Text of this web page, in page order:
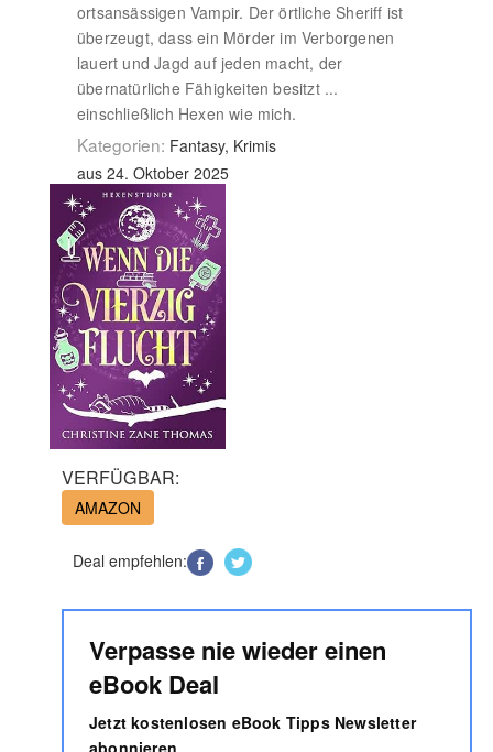
ortsansässigen Vampir. Der örtliche Sheriff ist
überzeugt, dass ein Mörder im Verborgenen
lauert und Jagd auf jeden macht, der
übernatürliche Fähigkeiten besitzt ...
einschließlich Hexen wie mich.
Kategorien: Fantasy, Krimis
aus 24. Oktober 2025
VERFÜGBAR:
AMAZON
Deal empfehlen:
Verpasse nie wieder einen
eBook Deal
Jetzt kostenlosen eBook Tipps Newsletter